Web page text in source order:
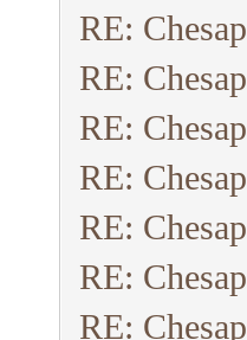
RE:
RE:
RE:
RE:
RE:
RE:
RE: